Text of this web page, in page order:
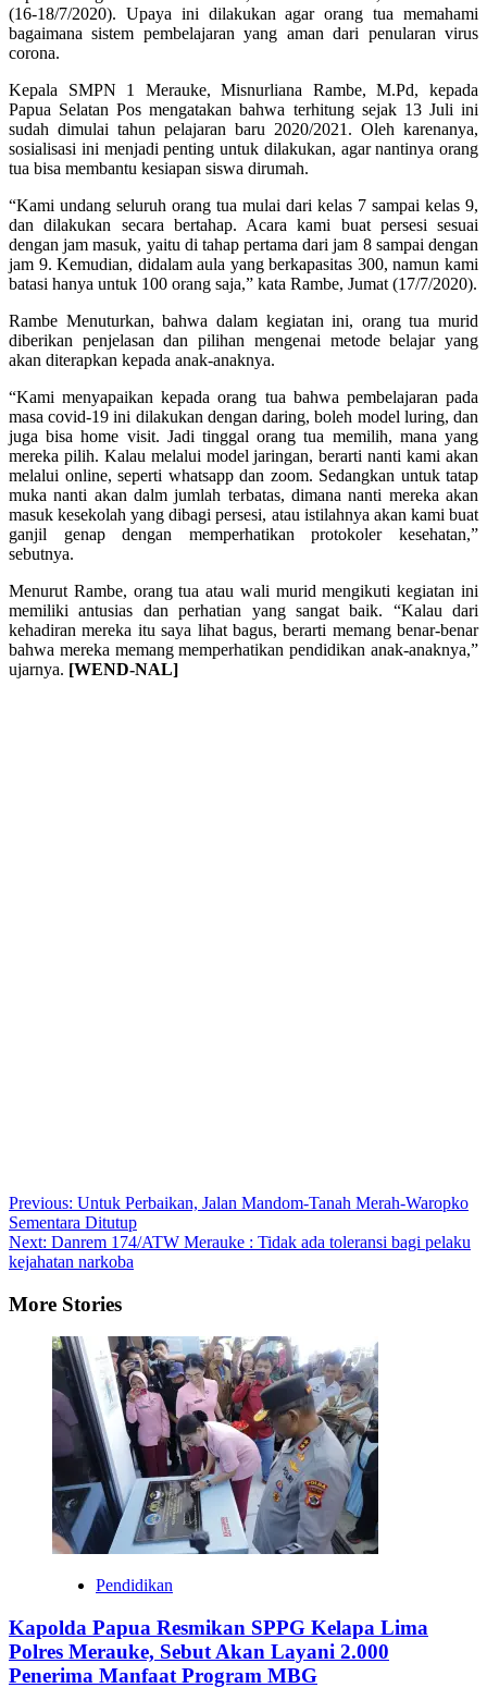
(16-18/7/2020). Upaya ini dilakukan agar orang tua memahami
bagaimana sistem pembelajaran yang aman dari penularan virus
corona.
Kepala SMPN 1 Merauke, Misnurliana Rambe, M.Pd, kepada
Papua Selatan Pos mengatakan bahwa terhitung sejak 13 Juli ini
sudah dimulai tahun pelajaran baru 2020/2021. Oleh karenanya,
sosialisasi ini menjadi penting untuk dilakukan, agar nantinya orang
tua bisa membantu kesiapan siswa dirumah.
“Kami undang seluruh orang tua mulai dari kelas 7 sampai kelas 9,
dan dilakukan secara bertahap. Acara kami buat persesi sesuai
dengan jam masuk, yaitu di tahap pertama dari jam 8 sampai dengan
jam 9. Kemudian, didalam aula yang berkapasitas 300, namun kami
batasi hanya untuk 100 orang saja,” kata Rambe, Jumat (17/7/2020).
Rambe Menuturkan, bahwa dalam kegiatan ini, orang tua murid
diberikan penjelasan dan pilihan mengenai metode belajar yang
akan diterapkan kepada anak-anaknya.
“Kami menyapaikan kepada orang tua bahwa pembelajaran pada
masa covid-19 ini dilakukan dengan daring, boleh model luring, dan
juga bisa home visit. Jadi tinggal orang tua memilih, mana yang
mereka pilih. Kalau melalui model jaringan, berarti nanti kami akan
melalui online, seperti whatsapp dan zoom. Sedangkan untuk tatap
muka nanti akan dalm jumlah terbatas, dimana nanti mereka akan
masuk kesekolah yang dibagi persesi, atau istilahnya akan kami buat
ganjil genap dengan memperhatikan protokoler kesehatan,”
sebutnya.
Menurut Rambe, orang tua atau wali murid mengikuti kegiatan ini
memiliki antusias dan perhatian yang sangat baik. “Kalau dari
kehadiran mereka itu saya lihat bagus, berarti memang benar-benar
bahwa mereka memang memperhatikan pendidikan anak-anaknya,”
ujarnya. [WEND-NAL]
Post
navigation
Previous: Untuk Perbaikan, Jalan Mandom-Tanah Merah-Waropko
Sementara Ditutup
Next: Danrem 174/ATW Merauke : Tidak ada toleransi bagi pelaku
kejahatan narkoba
More Stories
Pendidikan
Kapolda Papua Resmikan SPPG Kelapa Lima
Polres Merauke, Sebut Akan Layani 2.000
Penerima Manfaat Program MBG